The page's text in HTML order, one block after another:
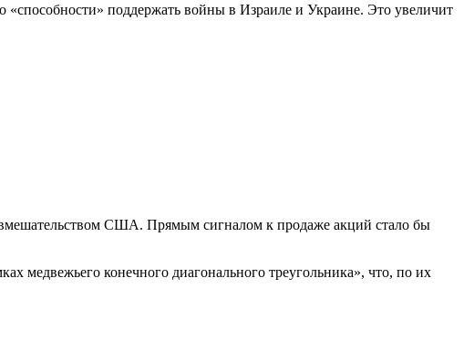
поддержать войны в Израиле и Украине. Это увеличит
США. Прямым сигналом к продаже акций стало бы
медвежьего конечного диагонального треугольника», что, по их